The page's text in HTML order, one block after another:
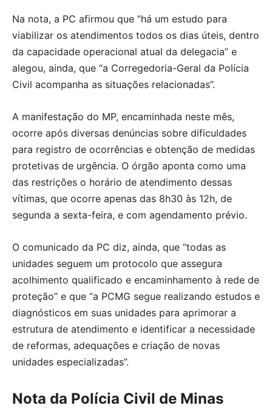
Na nota, a PC afirmou que “há um estudo para
viabilizar os atendimentos todos os dias úteis, dentro
da capacidade operacional atual da delegacia” e
alegou, ainda, que “a Corregedoria-Geral da Polícia
Civil acompanha as situações relacionadas”.
A manifestação do MP, encaminhada neste mês,
ocorre após diversas denúncias sobre dificuldades
para registro de ocorrências e obtenção de medidas
protetivas de urgência. O órgão aponta como uma
das restrições o horário de atendimento dessas
vítimas, que ocorre apenas das 8h30 às 12h, de
segunda a sexta-feira, e com agendamento prévio.
O comunicado da PC diz, ainda, que “todas as
unidades seguem um protocolo que assegura
acolhimento qualificado e encaminhamento à rede de
proteção” e que “a PCMG segue realizando estudos e
diagnósticos em suas unidades para aprimorar a
estrutura de atendimento e identificar a necessidade
de reformas, adequações e criação de novas
unidades especializadas”.
Nota da Polícia Civil de Minas